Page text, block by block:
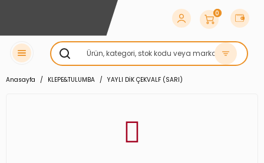
0
Anasayfa KLEPE&TULUMBA YAYLI DİK ÇEKVALF (SARI)